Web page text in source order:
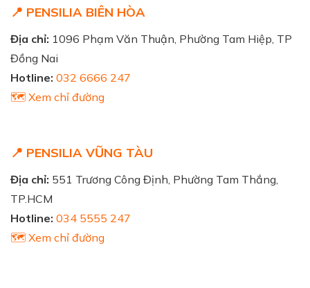
📍 PENSILIA BIÊN HÒA
Địa chỉ: 1096 Phạm Văn Thuận, Phường Tam Hiệp, TP
Đồng Nai
Hotline: 032 6666 247
🗺️ Xem chỉ đường
📍 PENSILIA VŨNG TÀU
Địa chỉ: 551 Trương Công Định, Phường Tam Thắng,
TP.HCM
Hotline: 034 5555 247
🗺️ Xem chỉ đường